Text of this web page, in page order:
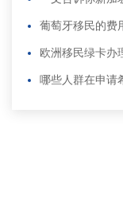
葡萄牙移民的费
欧洲移民绿卡办
哪些人群在申请